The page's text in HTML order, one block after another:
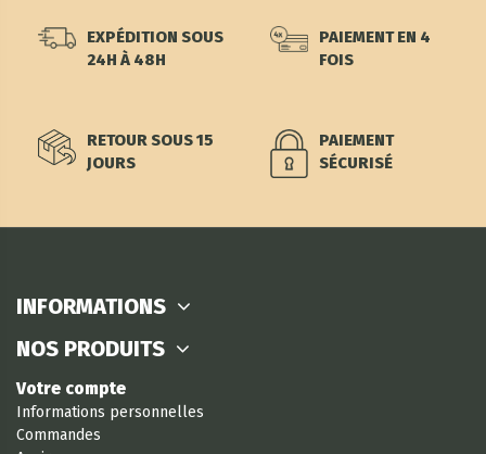
EXPÉDITION SOUS
24H À 48H
PAIEMENT EN 4
FOIS
RETOUR SOUS 15
JOURS
PAIEMENT
SÉCURISÉ
INFORMATIONS
NOS PRODUITS
Votre compte
Informations personnelles
Commandes